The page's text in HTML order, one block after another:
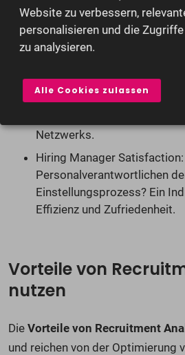
Vielfalt und Integration:
Ihres Teams und die
Initiativen. Ein kritischer
Referral Rate: Der Anteil der
auf Empfehlungen aktueller
Netzwerks.
Hiring Manager
Personalverantwortlichen
Einstellungsprozess? Ein
Effizienz und Zufriedenheit.
Vorteile von
nutzen
Die Vorteile von Recruitment
und reichen von der Optimierung
Website zu verbessern,
personalisieren und die
zu analysieren.
Alle Cookies zulassen